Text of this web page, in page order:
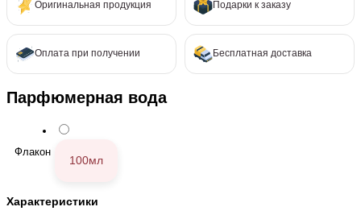
Оригинальная продукция Подарки к заказу
Оплата при получении Бесплатная доставка
Парфюмерная вода
Флакон
100мл
Характеристики